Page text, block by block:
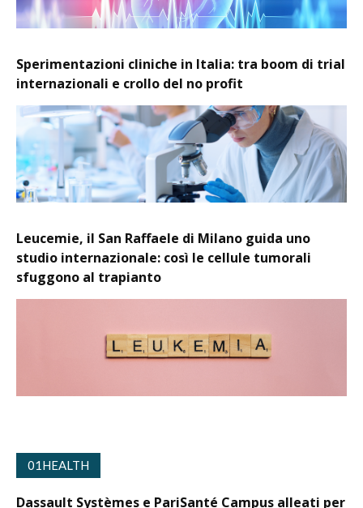
Sperimentazioni cliniche in Italia: tra boom di trial
internazionali e crollo del no profit
Leucemie, il San Raffaele di Milano guida uno
studio internazionale: così le cellule tumorali
sfuggono al trapianto
01HEALTH
Dassault Systèmes e PariSanté Campus alleati per